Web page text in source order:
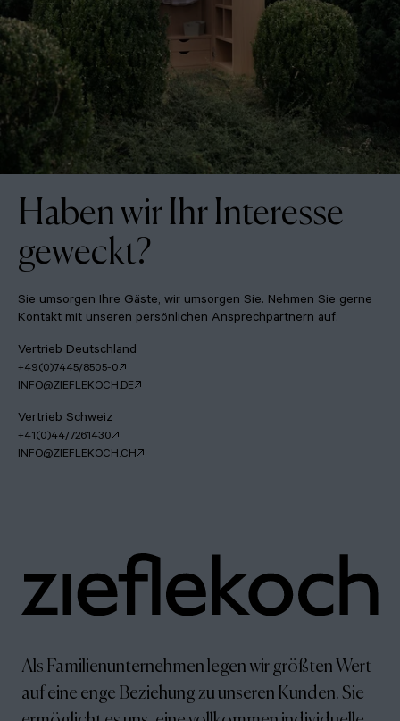
Haben wir Ihr Interesse
geweckt?
Sie umsorgen Ihre Gäste, wir umsorgen Sie. Nehmen Sie gerne
Kontakt mit unseren persönlichen Ansprechpartnern auf.
Vertrieb Deutschland
+49(0)7445/8505-0
INFO@ZIEFLEKOCH.DE
Vertrieb Schweiz
+41(0)44/7261430
INFO@ZIEFLEKOCH.CH
Als Familienunternehmen legen wir größten Wert
auf eine enge Beziehung zu unseren Kunden. Sie